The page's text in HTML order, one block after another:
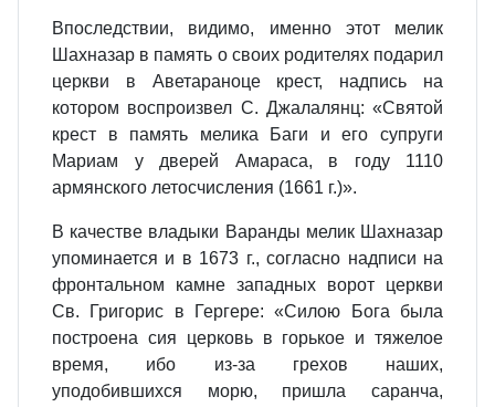
Впоследствии, видимо, именно этот мелик
Шахназар в память о своих родителях подарил
церкви в Аветараноце крест, надпись на
котором воспроизвел С. Джалалянц: «Святой
крест в память мелика Баги и его супруги
Мариам у дверей Амараса, в году 1110
армянского летосчисления (1661 г.)».
В качестве владыки Варанды мелик Шахназар
упоминается и в 1673 г., согласно надписи на
фронтальном камне западных ворот церкви
Св. Григорис в Гергере: «Силою Бога была
построена сия церковь в горькое и тяжелое
время, ибо из-за грехов наших,
уподобившихся морю, пришла саранча,